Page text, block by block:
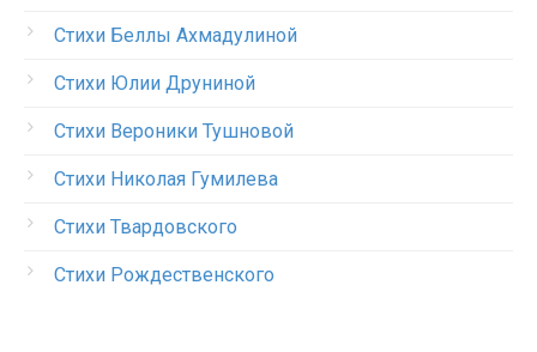
Стихи Беллы Ахмадулиной
Стихи Юлии Друниной
Стихи Вероники Тушновой
Стихи Николая Гумилева
Стихи Твардовского
Стихи Рождественского